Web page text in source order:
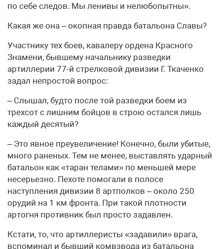
по себе следов. Мы ленивы и нелюбопытны».
Какая же она – окопная правда батальона Славы?
Участнику тех боев, кавалеру ордена Красного
Знамени, бывшему начальнику разведки
артиллерии 77-й стрелковой дивизии Г. Ткаченко
задал непростой вопрос:
– Слышал, будто после той разведки боем из
трехсот с лишним бойцов в строю остался лишь
каждый десятый?
– Это явное преувеличение! Конечно, были убитые,
много раненых. Тем не менее, выставлять ударный
батальон как «таран телами» по меньшей мере
несерьезно. Пехоте помогали в полосе
наступления дивизии 8 артполков – около 250
орудий на 1 км фронта. При такой плотности
артогня противник был просто задавлен.
Кстати, то, что артиллеристы «задавили» врага,
вспоминал и бывший комвзвода из батальона